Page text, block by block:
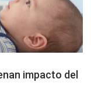
impacto del